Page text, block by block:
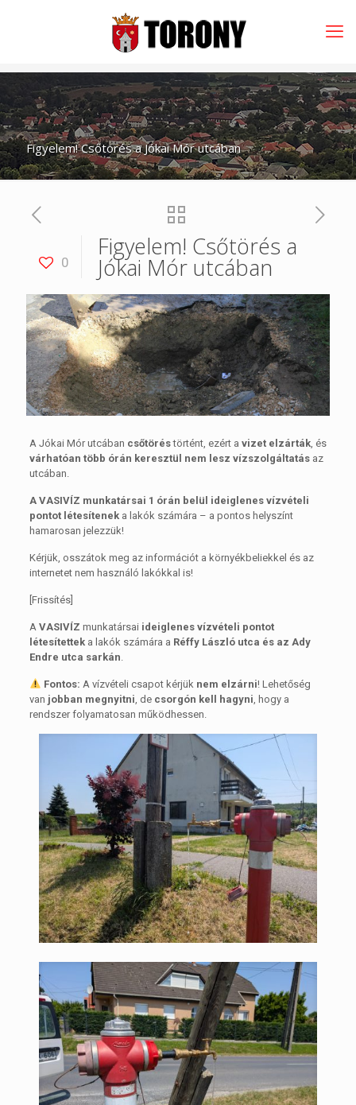
Figyelem! Csőtörés a Jókai Mór utcában
0
Figyelem! Csőtörés a
Jókai Mór utcában
A Jókai Mór utcában csőtöréstörtént, ezért a vizet elzárták, és
várhatóan több órán keresztül nem lesz vízszolgáltatásaz
utcában.
A VASIVÍZ munkatársai 1 órán belül ideiglenes vízvételi
pontot létesíteneka lakók számára – a pontos helyszínt
hamarosan jelezzük!
Kérjük, osszátok meg az információt a környékbeliekkel és az
internetet nem használó lakókkal is!
[Frissítés]
A VASIVÍZ munkatársai ideiglenes vízvételi pontot
létesítetteka lakók számára a Réffy László utca és az Ady
Endre utca sarkán
Fontos: A vízvételi csapot kérjük nem elzárni! Lehetőség
van jobban megnyitni , de csorgón kell hagyni , hogy a
rendszer folyamatosan működhessen.